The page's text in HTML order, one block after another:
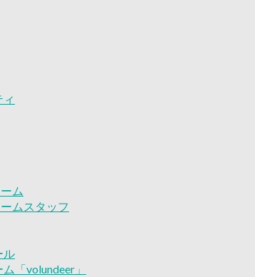
「volundeer」
理規定
定
ドライン
良
サービスについて
J3リーグ2026/27シーズン試合観戦チケット
Ｊ3リーグ 2026/27シーズン「鹿パス」
ー
ム
ムスタッフ
ル
「volundeer」